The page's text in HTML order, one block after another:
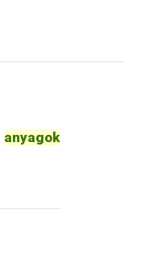
anyagok